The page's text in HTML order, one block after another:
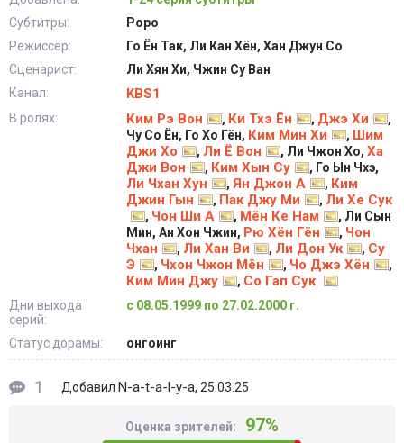
Субтитры:
Popo
Режиссёр:
Го Ён Так, Ли Кан Хён, Хан Джун Со
Сценарист:
Ли Хян Хи, Чжин Су Ван
Канал:
KBS1
В ролях: Ким Рэ Вон , Ки Тхэ Ён , Джэ Хи
,
Чу Со Ён, Го Хо Гён, Ким Мин Хи , Шим
Джи Хо
, Ли Ё Вон , Ли Чжон Хо, Ха
Джи Вон
, Ким Хын Су , Го Ын Чхэ,
Ли Чхан Хун , Ян Джон А , Ким
Джин Гын
, Пак Джу Ми , Ли Хе Сук
, Чон Ши А , Мён Ке Нам
, Ли Сын
Мин, Ан Хон Чжин, Рю Хён Гён , Чон
Чхан
, Ли Хан Ви , Ли Дон Ук , Су
Э
, Чхон Чжон Мён , Чо Джэ Хён ,
Ким Мин Джу , Со Гап Сук
Дни выхода
серий:
с 08.05.1999 по 27.02.2000 г.
Статус дорамы: онгоинг
1 Добавил N-a-t-a-l-y-a, 25.03.25
Оценка зрителей: 97%